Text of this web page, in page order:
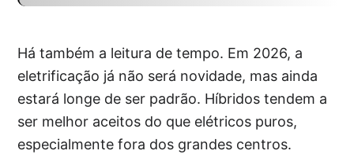
Há também a leitura de tempo. Em 2026, a
eletrificação já não será novidade, mas ainda
estará longe de ser padrão. Híbridos tendem a
ser melhor aceitos do que elétricos puros,
especialmente fora dos grandes centros.